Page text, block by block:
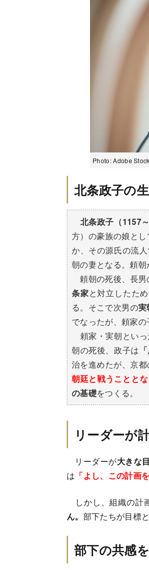
Photo: Adobe Stock
北条政子の
北条政子（1157
方）の豪族の娘と
か、その源氏の流
朝の妻となる。頼朝
頼朝の死後、長男
条家と対立したた
る。そこで次男の実
でなったが、頼家の
頼家・実朝といっ
朝の死後、政子は
治を進めたが、京
朝廷と戦うこととな
の基礎をつくる。
リーダーが
リーダーが大きな
は 「よし、この計画
しかし、組織の計
ん。 部下たちが目標
部下の共感